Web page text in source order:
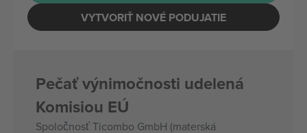
VYTVORIŤ NOVÉ PODUJATIE
Pečať výnimočnosti udelená
Komisiou EÚ
Spoločnosť Ticombo GmbH (materská